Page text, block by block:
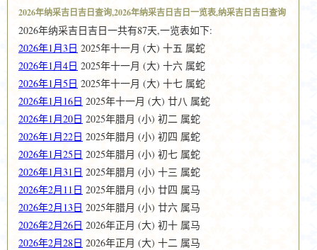
2026年纳采吉日吉日查询,2026年纳采吉日吉日一览表,纳采吉日吉日查询
2026年纳采吉日吉日一共有87天,一览表如下:
2026年1月3日 2025年十一月 (大) 十五 属蛇
2026年1月4日 2025年十一月 (大) 十六 属蛇
2026年1月5日 2025年十一月 (大) 十七 属蛇
2026年1月16日 2025年十一月 (大) 廿八 属蛇
2026年1月20日 2025年腊月 (小) 初二 属蛇
2026年1月22日 2025年腊月 (小) 初四 属蛇
2026年1月25日 2025年腊月 (小) 初七 属蛇
2026年1月31日 2025年腊月 (小) 十三 属蛇
2026年2月11日 2025年腊月 (小) 廿四 属马
2026年2月13日 2025年腊月 (小) 廿六 属马
2026年2月26日 2026年正月 (大) 初十 属马
2026年2月28日 2026年正月 (大) 十二 属马